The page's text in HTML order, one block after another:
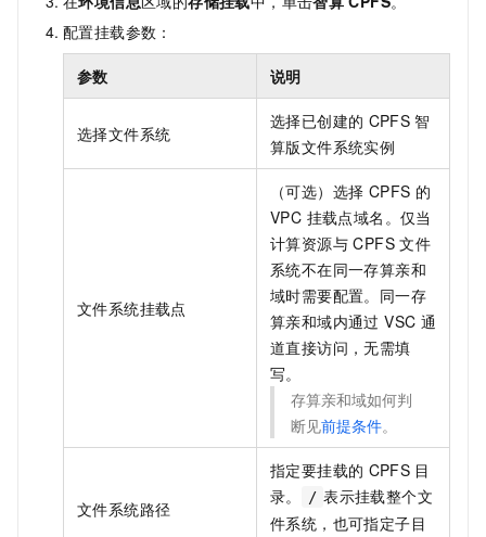
配置挂载参数：
参数 说明
选择文件系统
选择已创建的 CPFS 智
算版文件系统实例
文件系统挂载点
（可选）选择 CPFS 的
VPC 挂载点域名。仅当
计算资源与 CPFS 文件
系统不在同一存算亲和
域时需要配置。同一存
算亲和域内通过 VSC 通
道直接访问，无需填
写。
存算亲和域如何判
断见前提条件。
文件系统路径
指定要挂载的 CPFS 目
录。
/ 表示挂载整个文
件系统，也可指定子目